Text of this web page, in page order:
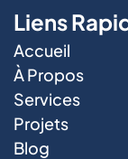
Liens
Accueil
À Propos
Services
Projets
Blog